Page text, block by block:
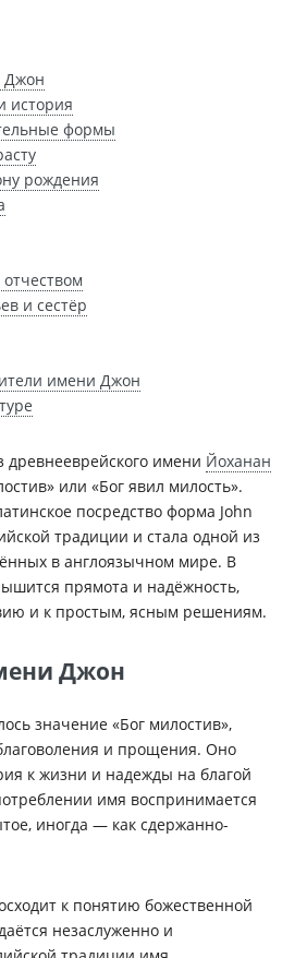
Джон
история
формы
рождения
и сестёр
имени Джон
древнееврейского имени Йоханан
или «Бог явил милость».
посредство форма John
традиции и стала одной из
в англоязычном мире. В
прямота и надёжность,
и к простым, ясным решениям.
Джон
значение «Бог милостив»,
и прощения. Оно
к жизни и надежды на благой
имя воспринимается
иногда — как сдержанно-
к понятию божественной
незаслуженно и